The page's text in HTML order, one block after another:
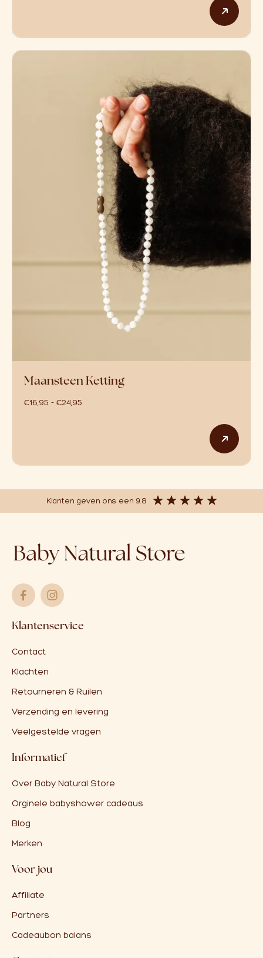
Dit
Maansteen Ketting
€16,95 - €24,95
Dit
Klanten geven ons een 9.8
Klantenservice
Contact
Klachten
Retourneren & Ruilen
Verzending en levering
Veelgestelde vragen
Informatief
Over Baby Natural Store
Orginele babyshower cadeaus
Blog
Merken
Voor jou
Affiliate
Partners
Cadeaubon balans